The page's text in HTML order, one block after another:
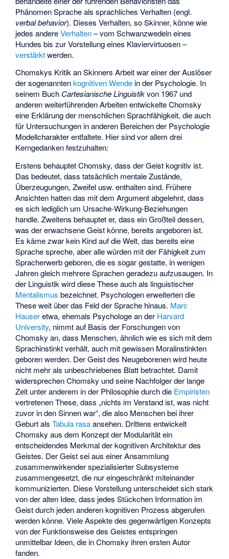
Phänomen Sprache als sprachliches Verhalten (engl.
verbal behavior). Dieses Verhalten, so Skinner, könne wie
jedes andereVerhalten– vom Schwanzwedeln eines
Hundes bis zur Vorstellung eines Klaviervirtuosen –
verstärktwerden.
Chomskys Kritik an Skinners Arbeit war einer der Auslöser
der sogenanntenkognitiven Wende in der Psychologie. In
seinem Buch Cartesianische Linguistikvon 1967 und
anderen weiterführenden Arbeiten entwickelte Chomsky
eine Erklärung der menschlichen Sprachfähigkeit, die auch
für Untersuchungen in anderen Bereichen der Psychologie
Modellcharakter entfaltete. Hier sind vor allem drei
Kerngedanken festzuhalten:
Erstens behauptet Chomsky, dass der Geist kognitiv ist.
Das bedeutet, dass tatsächlich mentale Zustände,
Überzeugungen, Zweifel usw. enthalten sind. Frühere
Ansichten hatten das mit dem Argument abgelehnt, dass
es sich lediglich um Ursache-Wirkung-Beziehungen
handle. Zweitens behauptet er, dass ein Großteil dessen,
was der erwachsene Geist könne, bereits angeboren ist.
Es käme zwar kein Kind auf die Welt, das bereits eine
Sprache spreche, aber alle würden mit der Fähigkeit zum
Spracherwerb geboren, die es sogar gestatte, in wenigen
Jahren gleich mehrere Sprachen geradezu aufzusaugen. In
der Linguistik wird diese These auch als linguistischer
Mentalismus bezeichnet. Psychologen erweiterten die
These weit über das Feld der Sprache hinaus. Marc
Hauseretwa, ehemals Psychologe an der Harvard
University, nimmt auf Basis der Forschungen von
Chomsky an, dass Menschen, ähnlich wie es sich mit dem
Sprachinstinkt verhält, auch mit gewissen Moralinstinkten
geboren werden. Der Geist des Neugeborenen wird heute
nicht mehr als unbeschriebenes Blatt betrachtet. Damit
widersprechen Chomsky und seine Nachfolger der lange
Zeit unter anderem in der Philosophie durch die Empiristen
vertretenen These, dass „nichts im Verstand ist, was nicht
zuvor in den Sinnen war“, die also Menschen bei ihrer
Geburt alsTabula rasaansehen. Drittens entwickelt
Chomsky aus dem Konzept der Modularität ein
entscheidendes Merkmal der kognitiven Architektur des
Geistes. Der Geist sei aus einer Ansammlung
zusammenwirkender spezialisierter Subsysteme
zusammengesetzt, die nur eingeschränkt miteinander
kommunizierten. Diese Vorstellung unterscheidet sich stark
von der alten Idee, dass jedes Stückchen Information im
Geist durch jeden anderen kognitiven Prozess abgerufen
werden könne. Viele Aspekte des gegenwärtigen Konzepts
von der Funktionsweise des Geistes entspringen
unmittelbar Ideen, die in Chomsky ihren ersten Autor
fanden.